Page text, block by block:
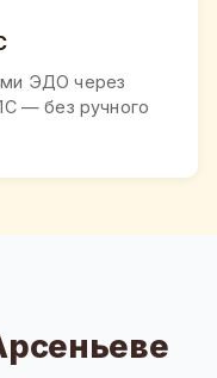
ЭДО через
— без ручного